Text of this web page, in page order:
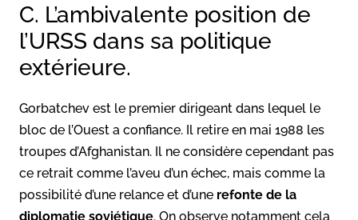
C. L’ambivalente position de
l’URSS dans sa politique
extérieure.
Gorbatchev est le premier dirigeant dans lequel le
bloc de l’Ouest a confiance. Il retire en mai 1988 les
troupes d’Afghanistan. Il ne considère cependant pas
ce retrait comme l’aveu d’un échec, mais comme la
possibilité d’une relance et d’une refonte de la
diplomatie soviétique. On observe notamment cela